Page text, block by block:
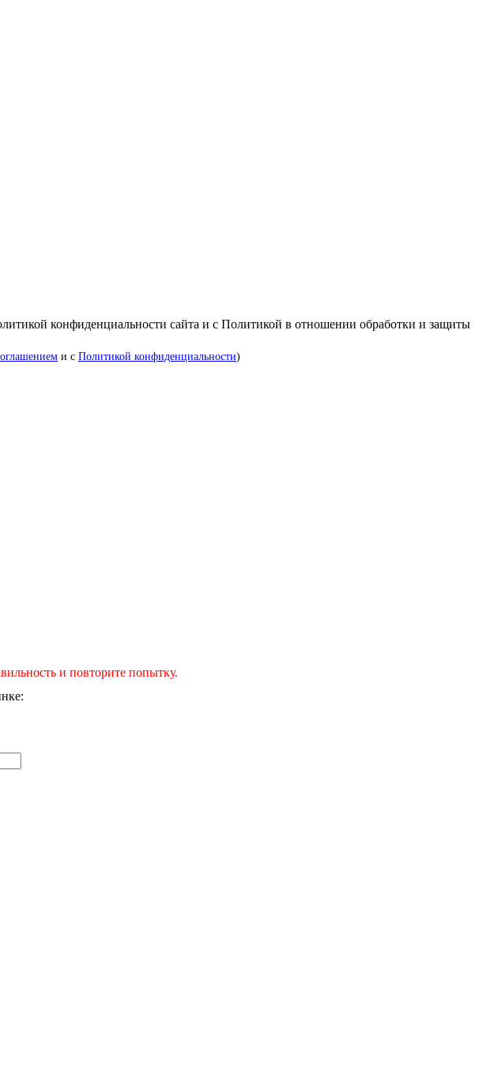
конфиденциальности сайта и с Политикой в отношении обработки и защиты
и с Политикой конфиденциальности)
и повторите попытку.